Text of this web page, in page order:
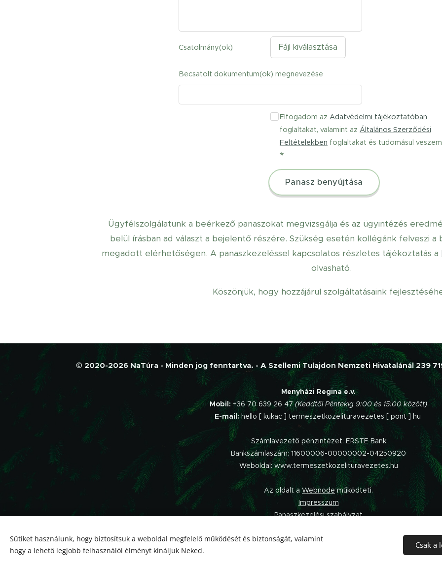
Csatolmány(ok) Fájl kiválasztása
Becsatolt dokumentum(ok) megnevezése
Elfogadom az Adatvédelmi tájékoztatóban
foglaltakat, valamint az Általános Szerződési
Feltételekben foglaltakat és tudomásul
Panasz benyújtása
Ügyfélszolgálatunk a beérkező panaszokat megvizsgálja és az ügyintézés
belül írásban ad választ a bejelentő részére. Szükség esetén kollégánk felveszi
megadott elérhetőségen. A panaszkezeléssel kapcsolatos részletes tájékoztatás a
olvasható.
Köszönjük, hogy hozzájárul szolgáltatásaink
© 2020-2026 NaTúra - Minden jog fenntartva. - A Szellemi Tulajdon Nemzeti Hivatalánál 239
Menyházi Regina e.v.
Mobil: +36 70 639 26 47(Keddtől Péntekig 9:00 és 15:00 között)
E-mail:hello [ kukac ] termeszetkozelituravezetes [ pont ] hu
Számlavezető pénzintézet: ERSTE Bank
Bankszámlaszám: 11600006-00000002-04250920
Weboldal: www.termeszetkozelituravezetes.hu
Az oldalt aWebnodeműködteti.
Impresszum
Panaszkezelési szabályzat
Általános Szerződési Feltételek
Sütiket használunk, hogy biztosítsuk a weboldal megfelelő működését és biztonságát, valamint
hogy a lehető legjobb felhasználói élményt kínáljuk Neked.
Csak a